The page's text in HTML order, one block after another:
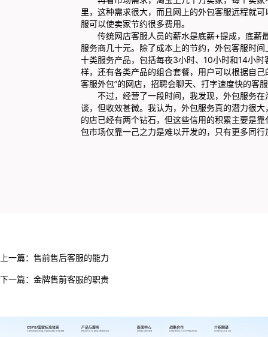
里，这种需求很大，而且网上的外包客服远程就
服可以使卖家节约很多费用。
传统网店客服人员的薪水是底薪+提成，底薪
服务商几十元。除了成本上的节约，外包客服时
十类服务产品，包括每夜3小时、10小时和14小
样，还有各类产品的组合套餐，用户可以根据自
客服外包”的网店，招聘会聊天、打字速度快的客
不过，经营了一段时间，我发现，外包服务在
谈，但收效甚微。我认为，外包服务真的潜力很
的店已经有两个钻石，但这些信用的积累主要是
包市场仅靠一己之力是难以开发的，只有更多同
上一篇： 售前售后客服的能力
下一篇： 金牌售前客服的职责
CSPS/国家标准体系
CSPS/NATIONAL STANDARD SYSTEM
产品与服务
PRODUCTS AND SERVICES
新闻中心
NEWS CENTER
战略合作
STRATEGIC COOPERATION
介绍网萌
INTRODUCE US